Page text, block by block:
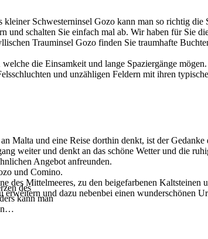
des
kann man
…
kleiner Schwesterninsel Gozo kann man so richtig die
und schalten Sie einfach mal ab. Wir haben für Sie
Trauminsel Gozo finden Sie traumhafte
die Einsamkeit und lange Spaziergänge mögen.
und unzähligen Feldern mit ihren
Malta und eine Reise dorthin denkt, ist der
weiter und denkt an das schöne Wetter und die
Angebot anfreunden.
und Comino.
des Mittelmeeres, zu den beigefarbenen
und dazu nebenbei einen wunderschönen